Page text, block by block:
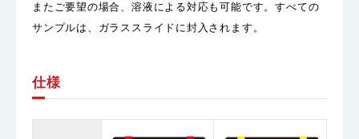
またご要望の場合、溶液による対応も可能です。すべての
サンプルは、ガラススライドに封入されます。
仕様